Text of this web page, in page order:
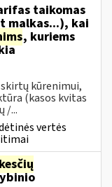
taikomas
malkas...), kai
, kuriems
kūrenimui,
(kasos kvitas
/...
vertės